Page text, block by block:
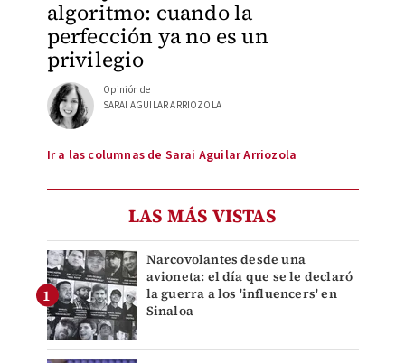
algoritmo: cuando la
perfección ya no es un
privilegio
Opinión de
SARAI AGUILAR ARRIOZOLA
Ir a las columnas de Sarai Aguilar Arriozola
LAS MÁS VISTAS
Narcovolantes desde una
avioneta: el día que se le declaró
la guerra a los 'influencers' en
Sinaloa